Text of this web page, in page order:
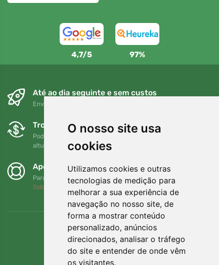
O nosso site usa
cookies
Utilizamos cookies e outras
tecnologias de medição para
melhorar a sua experiência de
navegação no nosso site, de
forma a mostrar conteúdo
personalizado, anúncios
direcionados, analisar o tráfego
do site e entender de onde vêm
os visitantes.
4,7/5 97%
Até ao dia seguinte e sem custos
Envio gratuito para encomendas superiores a 80 EUR
Trocas e devoluções gratuitas
Pode devolver ou trocar a sua encomenda em qualquer
altura no prazo de 90 dias
Apoiamos a Trees.org
Para cada encomenda plantamos uma árvore! Leia mais
Sobre nós